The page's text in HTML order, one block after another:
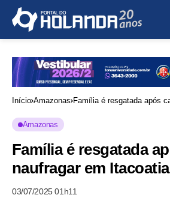
Início Amazonas Família é resgatada após
Amazonas
Família é resgatada
naufragar em
03/07/2025 01h11